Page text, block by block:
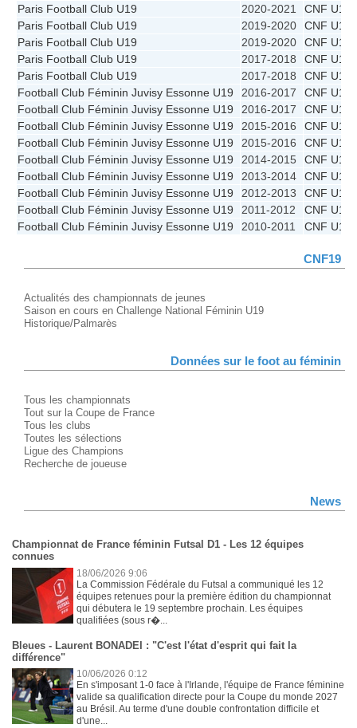
Paris Football Club U19
2020-2021
CNF U19
Paris Football Club U19
2019-2020
CNF U19
Paris Football Club U19
2019-2020
CNF U19
Paris Football Club U19
2017-2018
CNF U19
Paris Football Club U19
2017-2018
CNF U19
Football Club Féminin Juvisy Essonne U19
2016-2017
CNF U19
Football Club Féminin Juvisy Essonne U19
2016-2017
CNF U19
Football Club Féminin Juvisy Essonne U19
2015-2016
CNF U19
Football Club Féminin Juvisy Essonne U19
2015-2016
CNF U19
Football Club Féminin Juvisy Essonne U19
2014-2015
CNF U19
Football Club Féminin Juvisy Essonne U19
2013-2014
CNF U19
Football Club Féminin Juvisy Essonne U19
2012-2013
CNF U19
Football Club Féminin Juvisy Essonne U19
2011-2012
CNF U19
Football Club Féminin Juvisy Essonne U19
2010-2011 CNF U19
CNF19
Actualités des championnats de jeunes
Saison en cours en Challenge National Féminin U19
Historique/Palmarès
Données sur le foot au féminin
Tous les championnats
Tout sur la Coupe de France
Tous les clubs
Toutes les sélections
Ligue des Champions
Recherche de joueuse
News
Championnat de France féminin Futsal D1 - Les 12 équipes
connues
18/06/2026 9:06
La Commission Fédérale du Futsal a communiqué les 12
équipes retenues pour la première édition du championnat
qui débutera le 19 septembre prochain. Les équipes
qualifiées (sous r�...
Bleues - Laurent BONADEI : "C'est l'état d'esprit qui fait la
différence"
10/06/2026 0:12
En s'imposant 1-0 face à l'Irlande, l'équipe de France féminine
valide sa qualification directe pour la Coupe du monde 2027
au Brésil. Au terme d'une double confrontation difficile et
d'une...